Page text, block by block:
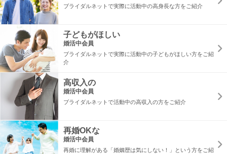
ブライダルネットで実際に活動中の高身長な方をご紹介
子どもがほしい
婚活中会員
ブライダルネットで実際に活動中の子どもがほしい方をご紹
介
高収入の
婚活中会員
ブライダルネットで活動中の高収入の方をご紹介
再婚OKな
婚活中会員
再婚に理解がある「婚姻歴は気にしない！」という方をご紹